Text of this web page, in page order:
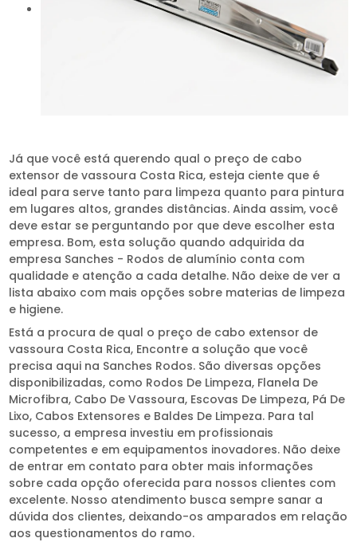
Já que você está querendo qual o preço de cabo
extensor de vassoura Costa Rica, esteja ciente que é
ideal para serve tanto para limpeza quanto para pintura
em lugares altos, grandes distâncias. Ainda assim, você
deve estar se perguntando por que deve escolher esta
empresa. Bom, esta solução quando adquirida da
empresa Sanches - Rodos de alumínio conta com
qualidade e atenção a cada detalhe. Não deixe de ver a
lista abaixo com mais opções sobre materias de limpeza
e higiene.
Está a procura de qual o preço de cabo extensor de
vassoura Costa Rica, Encontre a solução que você
precisa aqui na Sanches Rodos. São diversas opções
disponibilizadas, como Rodos De Limpeza, Flanela De
Microfibra, Cabo De Vassoura, Escovas De Limpeza, Pá De
Lixo, Cabos Extensores e Baldes De Limpeza. Para tal
sucesso, a empresa investiu em profissionais
competentes e em equipamentos inovadores. Não deixe
de entrar em contato para obter mais informações
sobre cada opção oferecida para nossos clientes com
excelente. Nosso atendimento busca sempre sanar a
dúvida dos clientes, deixando-os amparados em relação
aos questionamentos do ramo.